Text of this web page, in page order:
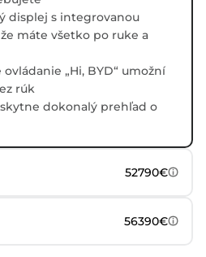
displej s integrovanou
máte všetko po ruke a
„Hi, BYD“ umožní
rúk
dokonalý prehľad o
52790€
56390€